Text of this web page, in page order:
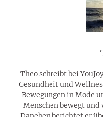
Theo schreibt bei
Gesundheit und
Bewegungen in Mode
Menschen bewegt